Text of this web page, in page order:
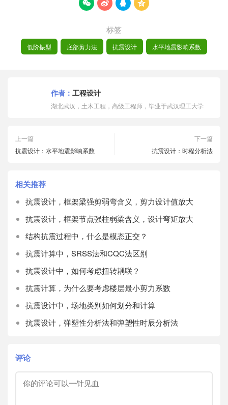
   
标签
低阶振型 底部剪力法 抗震设计 水平地震影响系数
作者： 工程设计
湖北武汉，土木工程，高级工程师，毕业于武汉理工大学
上一篇
抗震设计：水平地震影响系数
下一篇
抗震设计：时程分析法
相关推荐
抗震设计，框架梁强剪弱弯含义，剪力设计值放大
抗震设计，框架节点强柱弱梁含义，设计弯矩放大
结构抗震过程中，什么是模态正交？
抗震计算中，SRSS法和CQC法区别
抗震设计中，如何考虑扭转耦联？
抗震计算，为什么要考虑楼层最小剪力系数
抗震设计中，场地类别如何划分和计算
抗震设计，弹塑性分析法和弹塑性时辰分析法
评论